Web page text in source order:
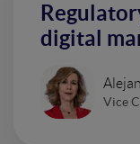
digital
Vice